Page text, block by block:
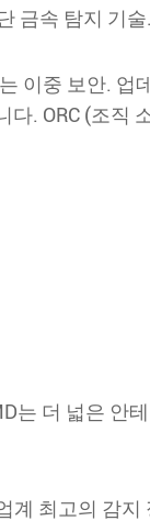
금속 탐지 기술.
이중 보안. 업
. ORC (조직
는 더 넓은 안
계 최고의 감